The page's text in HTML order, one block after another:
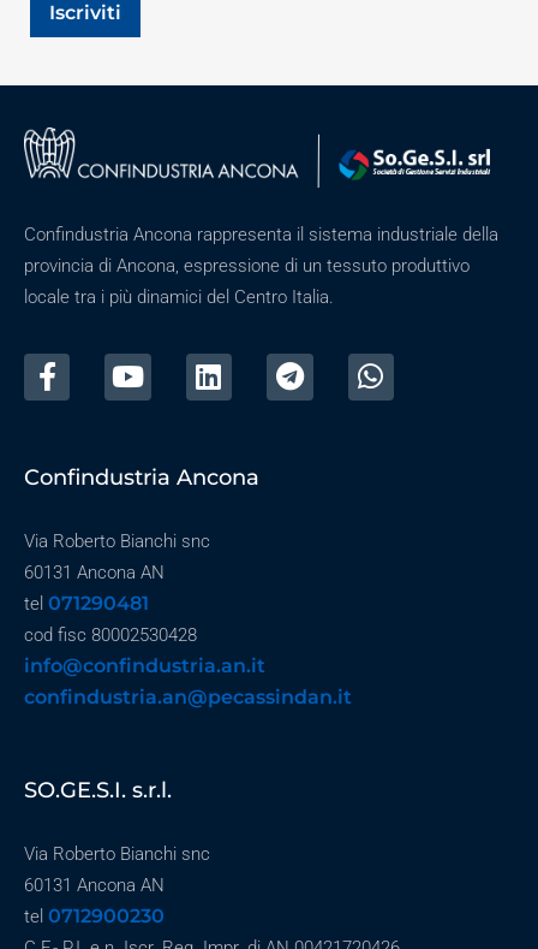
Iscriviti
Confindustria Ancona rappresenta il sistema industriale della
provincia di Ancona, espressione di un tessuto produttivo
locale tra i più dinamici del Centro Italia.
Confindustria Ancona
Via Roberto Bianchi snc
60131 Ancona AN
tel 071290481
cod fisc 80002530428
info@confindustria.an.it
confindustria.an@pecassindan.it
SO.GE.S.I. s.r.l.
Via Roberto Bianchi snc
60131 Ancona AN
tel 0712900230